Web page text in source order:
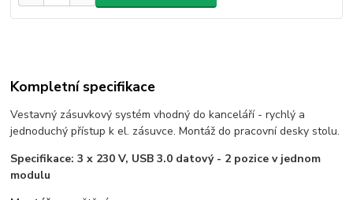
Kompletní specifikace
Vestavný zásuvkový systém vhodný do kanceláří - rychlý a
jednoduchý přístup k el. zásuvce. Montáž do pracovní desky stolu.
Specifikace: 3 x 230 V, USB 3.0 datový - 2 pozice v jednom
modulu